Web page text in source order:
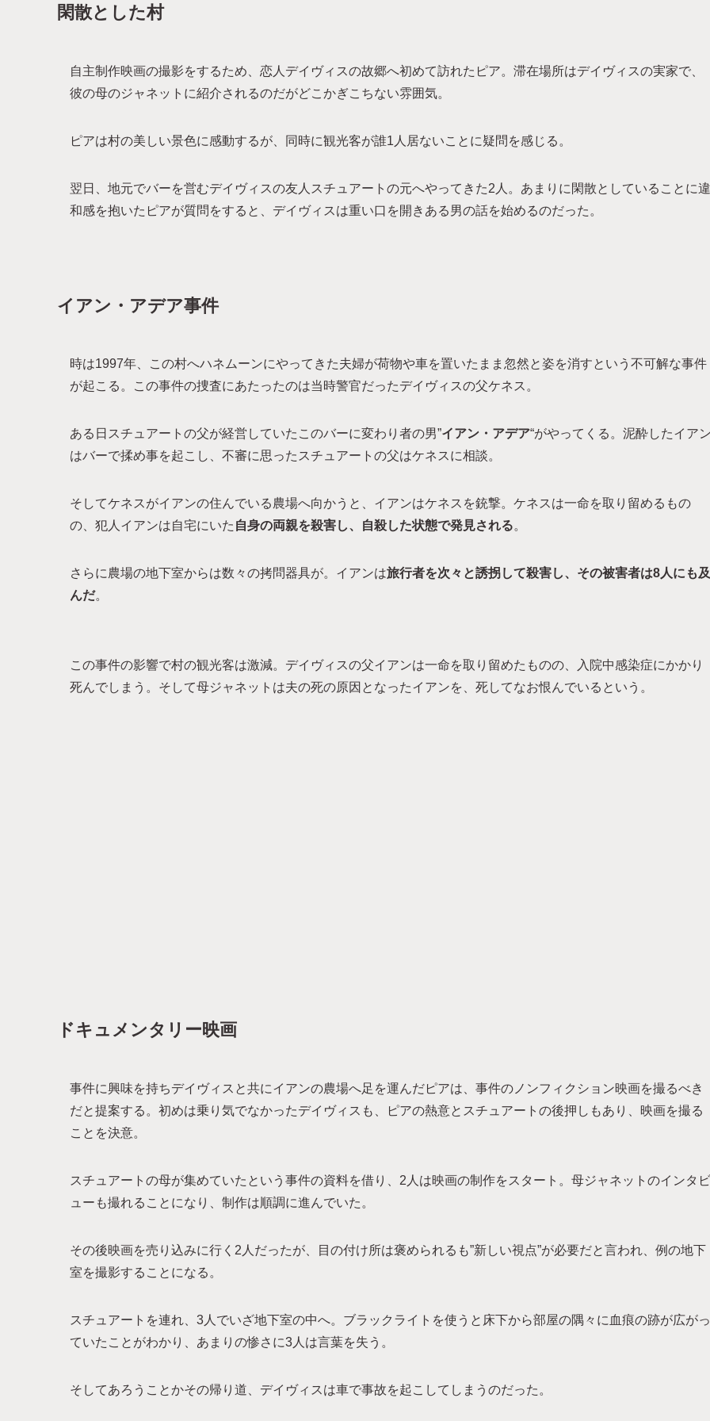
閑散とした村
自主制作映画の撮影をするため、恋人デイヴィスの故郷へ初めて訪れたピア。滞在場所はデイヴィスの実家で、
彼の母のジャネットに紹介されるのだがどこかぎこちない雰囲気。
ピアは村の美しい景色に感動するが、同時に観光客が誰1人居ないことに疑問を感じる。
翌日、地元でバーを営むデイヴィスの友人スチュアートの元へやってきた2人。あまりに閑散としていることに違
和感を抱いたピアが質問をすると、デイヴィスは重い口を開きある男の話を始めるのだった。
イアン・アデア事件
時は1997年、この村へハネムーンにやってきた夫婦が荷物や車を置いたまま忽然と姿を消すという不可解な事件
が起こる。この事件の捜査にあたったのは当時警官だったデイヴィスの父ケネス。
ある日スチュアートの父が経営していたこのバーに変わり者の男”イアン・アデア“がやってくる。泥酔したイア
はバーで揉め事を起こし、不審に思ったスチュアートの父はケネスに相談。
そしてケネスがイアンの住んでいる農場へ向かうと、イアンはケネスを銃撃。ケネスは一命を取り留めるもの
の、犯人イアンは自宅にいた 自身の両親を殺害し、自殺した状態で発見される。
さらに農場の地下室からは数々の拷問器具が。イアンは旅行者を次々と誘拐して殺害し、その被害者は8人にも及
んだ。
この事件の影響で村の観光客は激減。デイヴィスの父イアンは一命を取り留めたものの、入院中感染症にかかり
死んでしまう。そして母ジャネットは夫の死の原因となったイアンを、死してなお恨んでいるという。
ドキュメンタリー映画
事件に興味を持ちデイヴィスと共にイアンの農場へ足を運んだピアは、事件のノンフィクション映画を撮るべき
だと提案する。初めは乗り気でなかったデイヴィスも、ピアの熱意とスチュアートの後押しもあり、映画を撮る
ことを決意。
スチュアートの母が集めていたという事件の資料を借り、2人は映画の制作をスタート。母ジャネットのインタビ
ューも撮れることになり、制作は順調に進んでいた。
その後映画を売り込みに行く2人だったが、目の付け所は褒められるも”新しい視点”が必要だと言われ、例の地下
室を撮影することになる。
スチュアートを連れ、3人でいざ地下室の中へ。ブラックライトを使うと床下から部屋の隅々に血痕の跡が広がっ
ていたことがわかり、あまりの惨さに3人は言葉を失う。
そしてあろうことかその帰り道、デイヴィスは車で事故を起こしてしまうのだった。